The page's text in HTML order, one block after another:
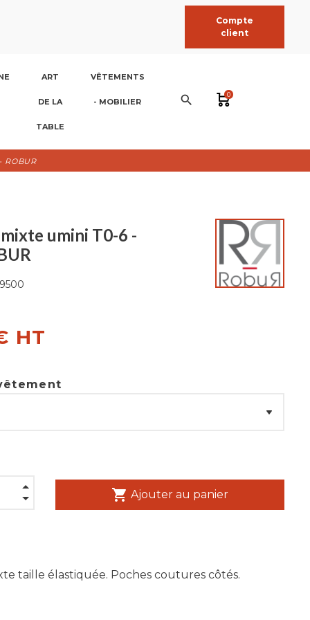
Compte
client
ART
DE LA
TABLE
VÊTEMENTS
- MOBILIER search 0
umini T0-6 -
HT
shopping_cart Ajouter au panier
taille élastiquée. Poches coutures côtés.